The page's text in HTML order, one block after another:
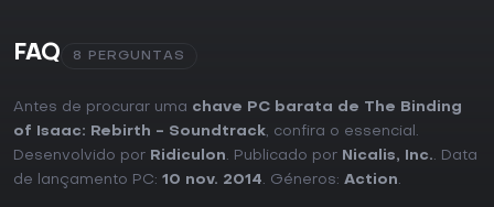
FAQ 8 PERGUNTAS
Antes de procurar uma chave PC barata de The Binding
of Isaac: Rebirth - Soundtrack, confira o essencial.
Desenvolvido por Ridiculon. Publicado por Nicalis, Inc.. Data
de lançamento PC: 10 nov. 2014. Géneros: Action.